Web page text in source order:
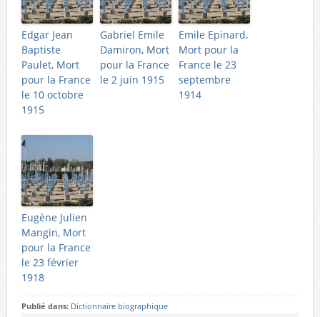
Edgar Jean
Baptiste
Paulet, Mort
pour la France
le 10 octobre
1915
Gabriel Emile
Damiron, Mort
pour la France
le 2 juin 1915
Emile Epinard,
Mort pour la
France le 23
septembre
1914
Eugène Julien
Mangin, Mort
pour la France
le 23 février
1918
Publié dans: Dictionnaire biographique